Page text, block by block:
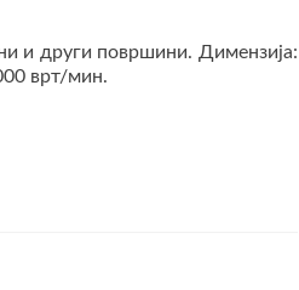
и други површини. Димензија:
врт/мин.